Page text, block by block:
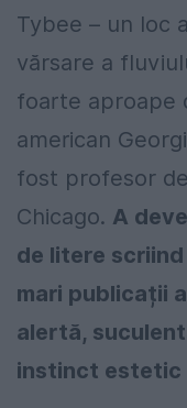
Tybee – un loc
vărsare a
foarte aproape
american
fost profesor
Chicago. A
de litere
mari publicații
alertă,
instinct estetic